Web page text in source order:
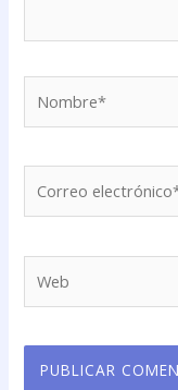
electrónico*